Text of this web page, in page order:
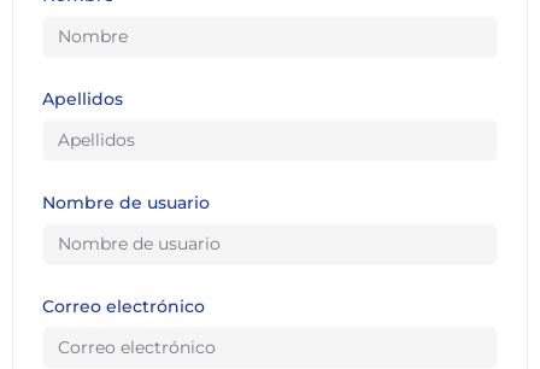
Apellidos
Nombre de usuario
Correo electrónico